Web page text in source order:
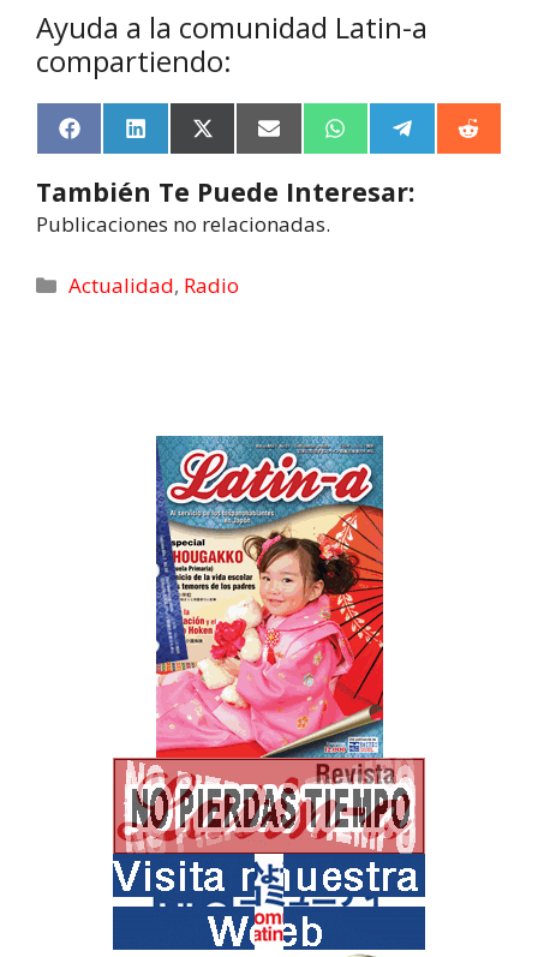
Ayuda a la comunidad Latin-a
compartiendo:
F
a
e
b
o
k
L
i
k
e
d
n
X
(
w
i
t
e
r
E
m
a
l
W
h
t
e
e
R
e
También Te Puede Interesar:
Publicaciones no relacionadas.
Actualidad, Radio